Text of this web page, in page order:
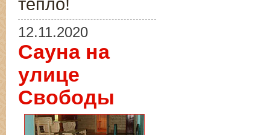
тепло!
12.11.2020
Сауна на
улице
Свободы